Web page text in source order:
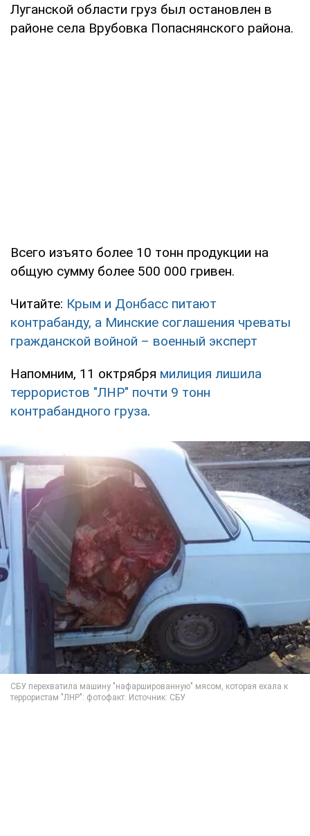
Луганской области груз был остановлен в
районе села Врубовка Попаснянского района.
Всего изъято более 10 тонн продукции на
общую сумму более 500 000 гривен.
Читайте: Крым и Донбасс питают
контрабанду, а Минские соглашения чреваты
гражданской войной – военный эксперт
Напомним, 11 октрября милиция лишила
террористов "ЛНР" почти 9 тонн
контрабандного груза.